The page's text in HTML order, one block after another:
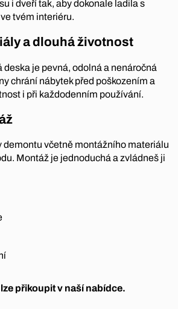
i dveří tak, aby dokonale ladila s
tvém interiéru.
a dlouhá životnost
je pevná, odolná a nenáročná
chrání nábytek před poškozením a
i při každodenním používání.
demontu včetně montážního materiálu
Montáž je jednoduchá a zvládneš ji
přikoupit v naší nabídce.